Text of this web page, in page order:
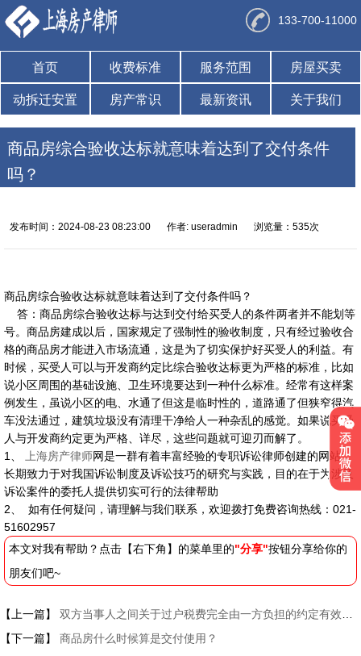
133-700-11000
首页 收费标准 服务范围 房屋买卖
动拆迁安置 房产常识 最新资讯 关于我们
商品房综合验收达标就意味着达到了交付条件
吗？
发布时间：2024-08-23 08:23:00 作者: useradmin 浏览量：535次
商品房综合验收达标就意味着达到了交付条件吗？
答：商品房综合验收达标与达到交付给买受人的条件两者并不能划等
号。商品房建成以后，国家规定了强制性的验收制度，只有经过验收合
格的商品房才能进入市场流通，这是为了切实保护好买受人的利益。有
时候，买受人可以与开发商约定比综合验收达标更为严格的标准，比如
说小区周围的基础设施、卫生环境要达到一种什么标准。经常有这样案
例发生，虽说小区的电、水通了但这是临时性的，道路通了但狭窄得汽
车没法通过，建筑垃圾没有清理干净给人一种杂乱的感觉。如果说买受
人与开发商约定更为严格、详尽，这些问题就可迎刃而解了。
1、
上海房产律师网是一群有着丰富经验的专职诉讼律师创建的网站，
长期致力于对我国诉讼制度及诉讼技巧的研究与实践，目的在于为涉及
诉讼案件的委托人提供切实可行的法律帮助
2、 如有任何疑问，请理解与我们联系，欢迎拨打免费咨询热线：021-
51602957
本文对我有帮助？点击【右下角】的菜单里的"分享"按钮分享给你的
朋友们吧~
【上一篇】
双方当事人之间关于过户税费完全由一方负担的约定有效吗？
【下一篇】
商品房什么时候算是交付使用？